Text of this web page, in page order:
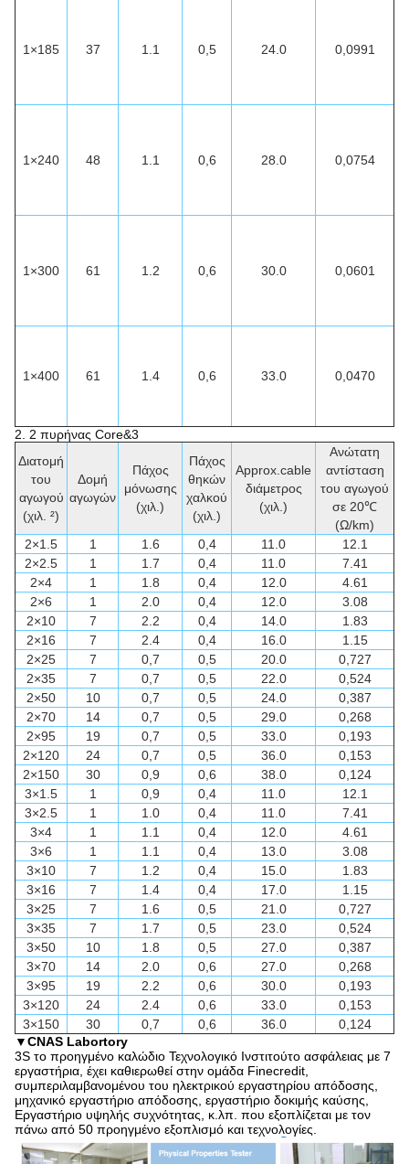
1×185 37 1.1 0,5 24.0 0,0991
1×240 48 1.1 0,6 28.0 0,0754
1×300 61 1.2 0,6 30.0 0,0601
1×400 61 1.4 0,6 33.0 0,0470
2. 2 πυρήνας Core&3
Διατομή
του
αγωγού
(χιλ. ²)
Δομή
αγωγών
Πάχος
μόνωσης
(χιλ.)
Πάχος
θηκών
χαλκού
(χιλ.)
Approx.cable
διάμετρος
(χιλ.)
Ανώτατη
αντίσταση
του αγωγού
σε 20℃
(Ω/km)
2×1.5
1 1.6 0,4 11.0
12.1
2×2.5
1 1.7 0,4 11.0
7.41
2×4
1 1.8 0,4 12.0
4.61
2×6
1 2.0 0,4 12.0
3.08
2×10
7 2.2 0,4 14.0
1.83
2×16
7 2.4 0,4 16.0
1.15
2×25
7 0,7 0,5 20.0
0,727
2×35
7 0,7 0,5 22.0
0,524
2×50
10 0,7 0,5 24.0
0,387
2×70
14 0,7 0,5 29.0
0,268
2×95
19 0,7 0,5 33.0
0,193
2×120
24 0,7 0,5 36.0
0,153
2×150
30 0,9 0,6 38.0
0,124
3×1.5
1 0,9 0,4 11.0
12.1
3×2.5
1 1.0 0,4 11.0
7.41
3×4
1 1.1 0,4 12.0
4.61
3×6
1 1.1 0,4 13.0
3.08
3×10
7 1.2 0,4 15.0
1.83
3×16
7 1.4 0,4 17.0
1.15
3×25
7 1.6 0,5 21.0
0,727
3×35
7 1.7 0,5 23.0
0,524
3×50
10 1.8 0,5 27.0
0,387
3×70
14 2.0 0,6 27.0
0,268
3×95
19 2.2 0,6 30.0
0,193
3×120
24 2.4 0,6 33.0
0,153
3×150
30 0,7 0,6 36.0
0,124
▼CNAS Labortory
3S το προηγμένο καλώδιο Τεχνολογικό Ινστιτούτο ασφάλειας με 7
εργαστήρια, έχει καθιερωθεί στην ομάδα Finecredit,
συμπεριλαμβανομένου του ηλεκτρικού εργαστηρίου απόδοσης,
μηχανικό εργαστήριο απόδοσης, εργαστήριο δοκιμής καύσης,
Εργαστήριο υψηλής συχνότητας, κ.λπ. που εξοπλίζεται με τον
πάνω από 50 προηγμένο εξοπλισμό και τεχνολογίες.